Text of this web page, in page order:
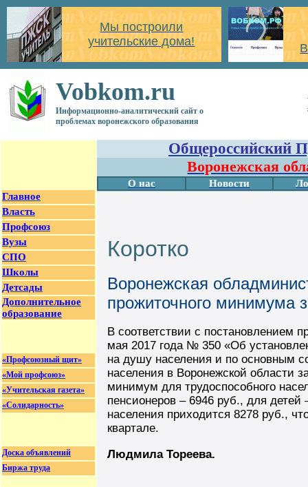
Мы построили
учительские дома!
Vobkom.ru
Информационно-аналитический сайт о
проблемах воронежского образования
Главное
Власть
Профсоюз
Вузы
СПО
Школы
Детсады
Дополнительное
образование
«Профсоюзный щит»
«Мой профсоюз»
«Учительская газета»
«Солидарность»
Доска объявлений
Биржа труда
Общероссийский
Воронежская
О нас Новости
Коротко
Воронежская
прожиточного минимума
В соответствии с постановлением
мая 2017 года № 350 «Об
на душу населения и по основным
населения в Воронежской области
минимум для трудоспособного
пенсионеров – 6946 руб., для
населения приходится 8278 руб.,
квартале.
Людмила Тореева.